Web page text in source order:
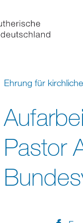
Ehrung für
Pastor